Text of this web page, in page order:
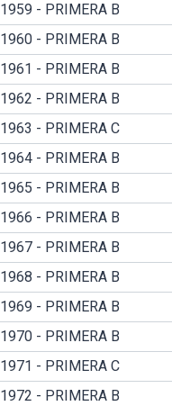
1959 - PRIMERA B
1960 - PRIMERA B
1961 - PRIMERA B
1962 - PRIMERA B
1963 - PRIMERA C
1964 - PRIMERA B
1965 - PRIMERA B
1966 - PRIMERA B
1967 - PRIMERA B
1968 - PRIMERA B
1969 - PRIMERA B
1970 - PRIMERA B
1971 - PRIMERA C
1972 - PRIMERA B